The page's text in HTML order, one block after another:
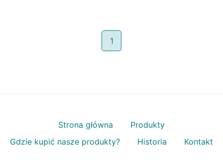
1
Strona główna
Produkty
Gdzie kupić nasze produkty?
Historia Kontakt